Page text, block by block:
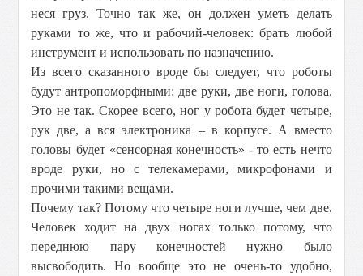
неся груз. Точно так же, он должен уметь делать
руками то же, что и рабочий-человек: брать любой
инструмент и использовать по назначению.
Из всего сказанного вроде бы следует, что роботы
будут антропоморфными: две руки, две ноги, голова.
Это не так. Скорее всего, ног у робота будет четыре,
рук две, а вся электроника – в корпусе. А вместо
головы будет «сенсорная конечность» - то есть нечто
вроде руки, но с телекамерами, микрофонами и
прочими такими вещами.
Почему так? Потому что четыре ноги лучше, чем две.
Человек ходит на двух ногах только потому, что
переднюю пару конечностей нужно было
высвободить. Но вообще это не очень-то удобно,